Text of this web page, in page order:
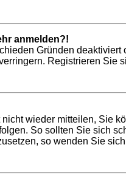
anmelden?!
Gründen
Registrieren Sie
wieder mitteilen, Sie
So sollten Sie sich
so wenden Sie